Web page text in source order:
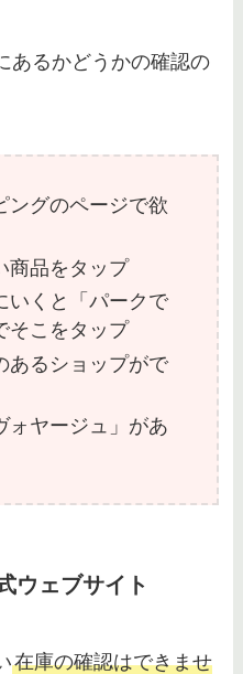
どうしてる？お土産袋の値
あるかどうかの確認の
ングのページで欲
商品をタップ
いくと「パークで
そこをタップ
あるショップがで
ォヤージュ」があ
ウェブサイト
在庫の確認はできませ